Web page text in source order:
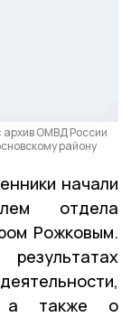
архив ОМВД России
району
начали
отдела
Рожковым.
а также о